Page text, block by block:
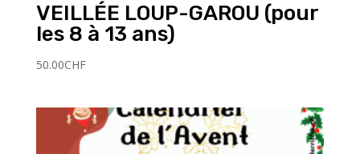
VEILLÉE LOUP-GAROU (pour
les 8 à 13 ans)
50.00CHF